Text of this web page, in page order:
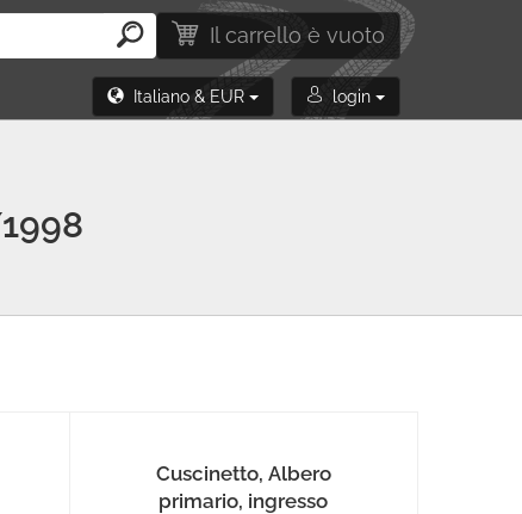
Il carrello è vuoto
Italiano & EUR login
Cuscinetto, Albero
primario, ingresso